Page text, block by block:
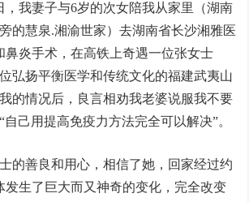
，我妻子与6岁的次女陪我从家里（湖南
的慧泉.湘渝世家）去湖南省长沙湘雅医
鼻炎手术，在高铁上奇遇一位张女士
弘扬平衡医学和传统文化的福建武夷山
的情况后，良言相劝我老婆说服我不要
己用提高免疫力方法完全可以解决”。
的善良和用心，相信了她，回家经过约
发生了巨大而又神奇的变化，完全改变